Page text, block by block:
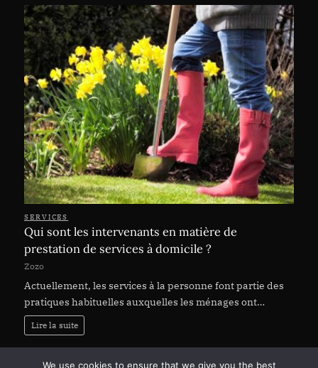
SERVICES
Qui sont les intervenants en matière de
prestation de services à domicile ?
Zozo
Actuellement, les services à la personne font partie des
pratiques habituelles auxquelles les ménages ont…
Lire la suite
We use cookies to ensure that we give you the best